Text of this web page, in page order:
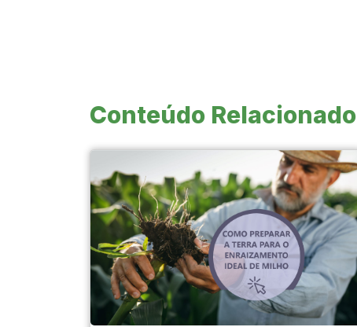
Conteúdo Relacionado